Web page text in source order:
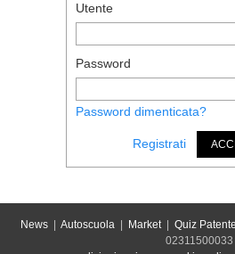
Utente
Password
Password dimenticata?
Registrati
News| Autoscuola| Market| Quiz
02311500033